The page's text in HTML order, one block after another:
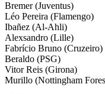
Bremer (Juventus)
Léo Pereira (Flamengo)
Ibañez (Al-Ahli)
Alexsandro (Lille)
Fabrício Bruno (Cruzeiro)
Beraldo (PSG)
Vitor Reis (Girona)
Murillo (Nottingham